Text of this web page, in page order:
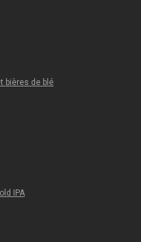
bières de blé
IPA